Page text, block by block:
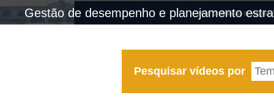
Gestão de desempenho e planejamento
Pesquisar vídeos por